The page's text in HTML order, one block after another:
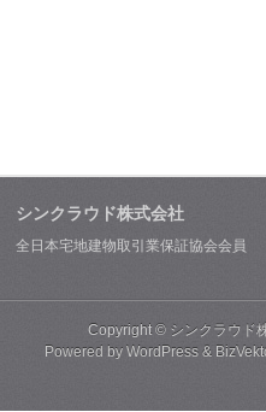
シンクラウド株式会社
全日本宅地建物取引業保証協会会員
Copyright © シンクラウド
Powered byWordPress &